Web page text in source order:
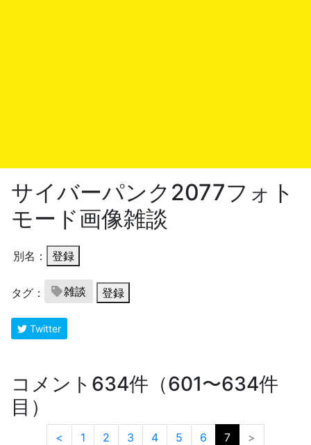
サイバーパンク2077フォト
モード画像雑談
別名： 登録
タグ： 雑談 登録
Twitter
コメント634件（601〜634件
目）
< 1 2 3 4 5 6 7 >